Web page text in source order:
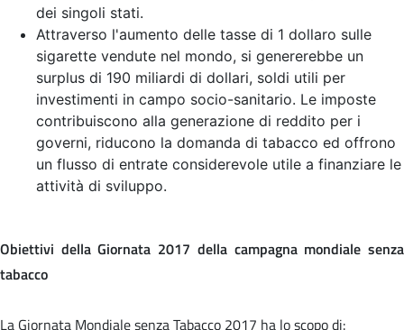
dei singoli stati.
Attraverso l'aumento delle tasse di 1 dollaro sulle
sigarette vendute nel mondo, si genererebbe un
surplus di 190 miliardi di dollari, soldi utili per
investimenti in campo socio-sanitario. Le imposte
contribuiscono alla generazione di reddito per i
governi, riducono la domanda di tabacco ed offrono
un flusso di entrate considerevole utile a finanziare le
attività di sviluppo.
Obiettivi della Giornata 2017 della campagna mondiale senza
tabacco
La Giornata Mondiale senza Tabacco 2017 ha lo scopo di: